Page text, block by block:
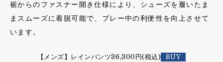
裾からのファスナー開き仕様により、シューズを履いたま
まスムーズに着脱可能で、プレー中の利便性を向上させて
います。
【メンズ】レインパンツ36,300円(税込)